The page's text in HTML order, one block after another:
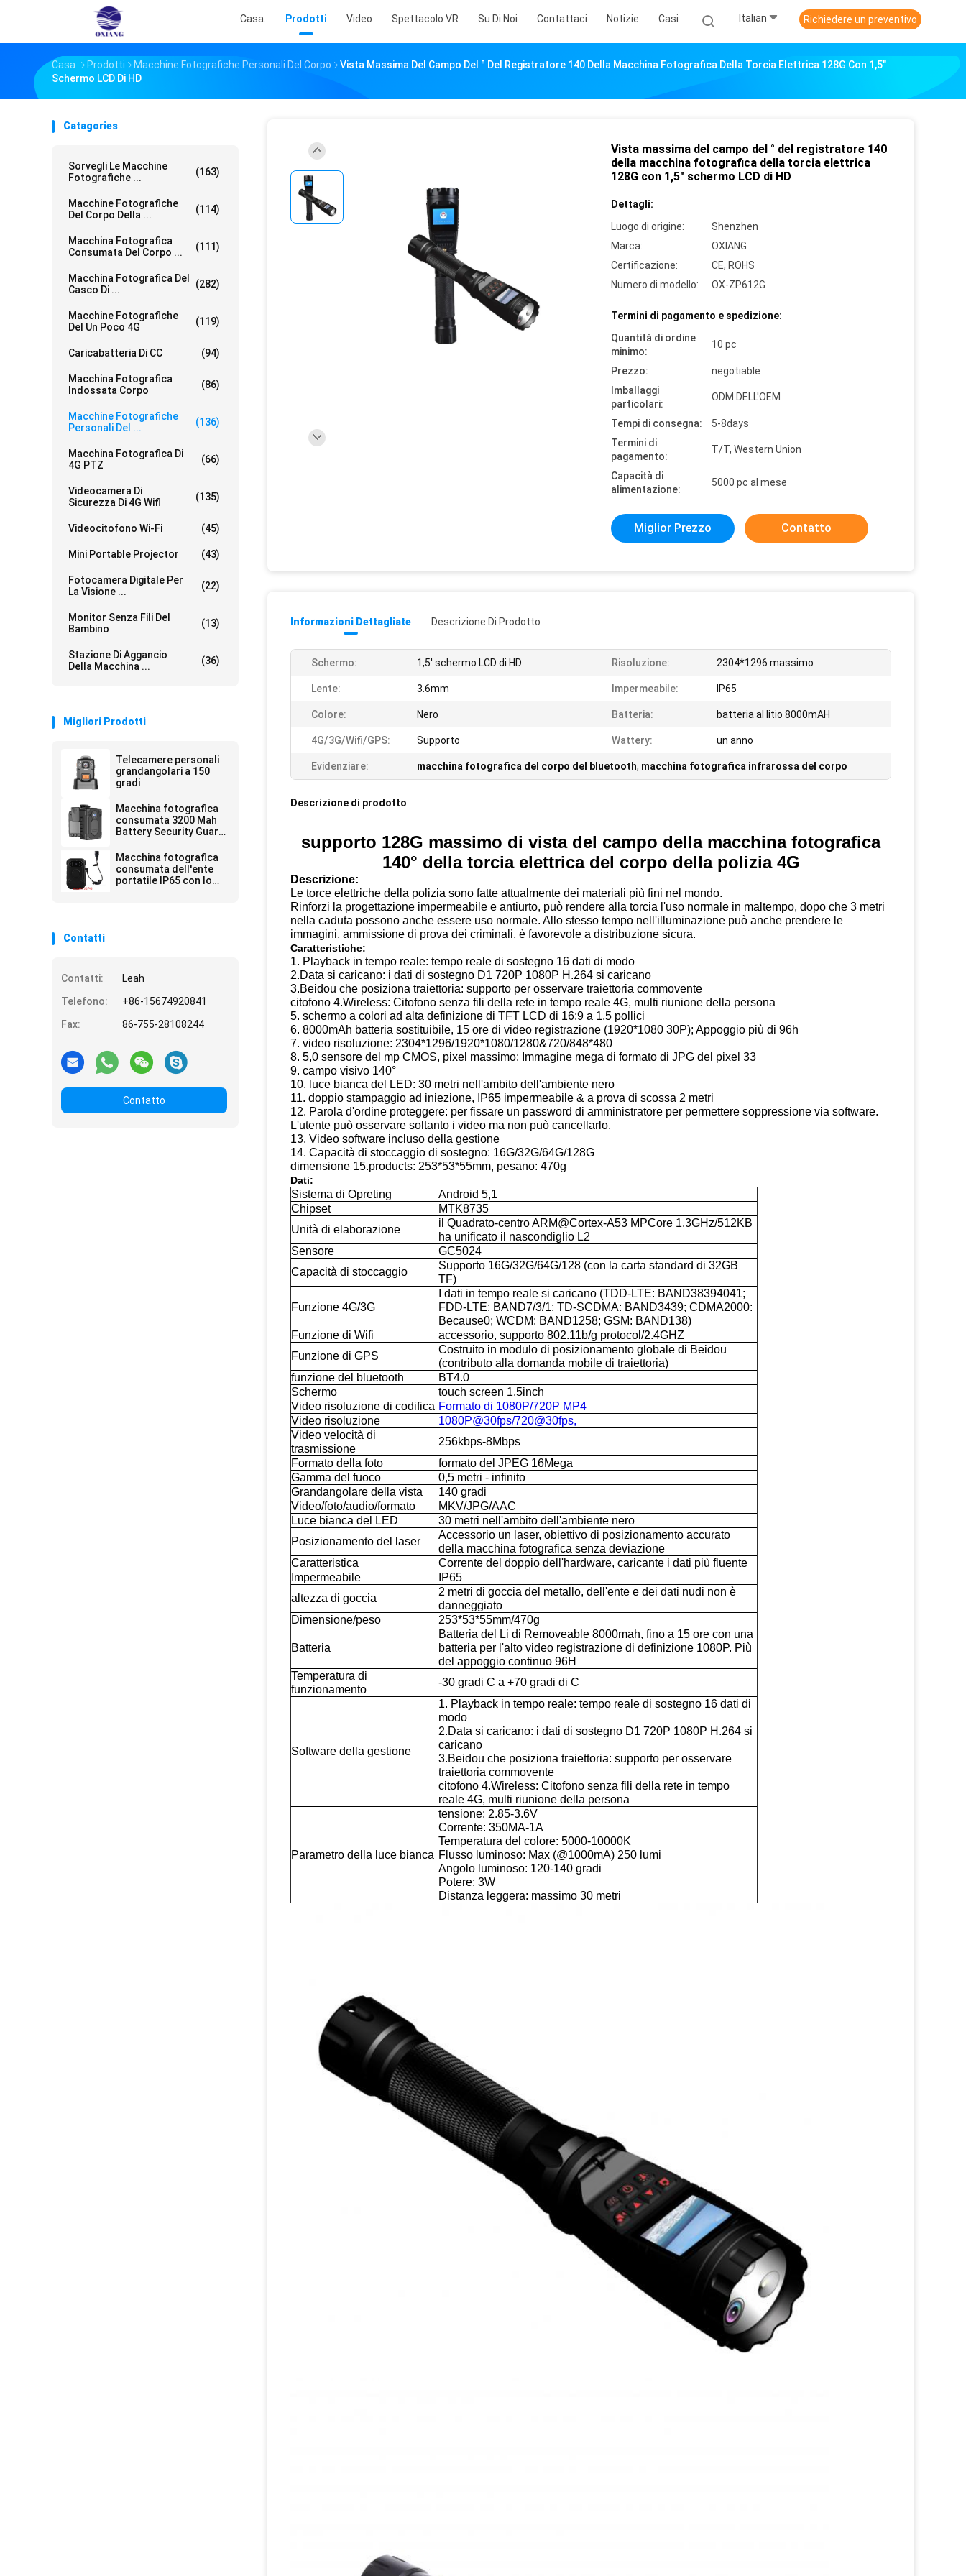
Casa. Prodotti Video Spettacolo VR Su Di Noi Contattaci Notizie Casi Italian Richiedere un preventivo
Casa Prodotti Macchine Fotografiche Personali Del Corpo
Vista Massima Del Campo Del ° Del Registratore 140 Della Macchina Fotografica Della Torcia Elettrica 128G Con 1,5"
Schermo LCD Di HD
Catagories
Sorvegli Le Macchine
Fotografiche ...
(163)
Macchine Fotografiche
Del Corpo Della ...
(114)
Macchina Fotografica
Consumata Del Corpo ...
(111)
Macchina Fotografica Del
Casco Di ...
(282)
Macchine Fotografiche
Del Un Poco 4G
(119)
Caricabatteria Di CC (94)
Macchina Fotografica
Indossata Corpo
(86)
Macchine Fotografiche
Personali Del ...
(136)
Macchina Fotografica Di
4G PTZ
(66)
Videocamera Di
Sicurezza Di 4G Wifi
(135)
Videocitofono Wi-Fi (45)
Mini Portable Projector (43)
Fotocamera Digitale Per
La Visione ...
(22)
Monitor Senza Fili Del
Bambino
(13)
Stazione Di Aggancio
Della Macchina ...
(36)
Migliori Prodotti
Telecamere personali
grandangolari a 150
gradi
Macchina fotografica
consumata 3200 Mah
Battery Security Guard
di applicazione di legge
1080P
Macchina fotografica
consumata dell'ente
portatile IP65 con lo
Contatti
Contatti:
Leah
Telefono:
+86-15674920841
Fax:
86-755-28108244
Contatto
Vista massima del campo del ° del registratore 140
della macchina fotografica della torcia elettrica
128G con 1,5" schermo LCD di HD
Dettagli:
Luogo di origine:
Shenzhen
Marca:
OXIANG
Certificazione:
CE, ROHS
Numero di modello:
OX-ZP612G
Termini di pagamento e spedizione:
Quantità di ordine
minimo:
10 pc
Prezzo:
negotiable
Imballaggi
particolari:
ODM DELL'OEM
Tempi di consegna:
5-8days
Termini di
pagamento:
T/T, Western Union
Capacità di
alimentazione:
5000 pc al mese
Miglior Prezzo Contatto
Informazioni Dettagliate Descrizione Di Prodotto
Schermo: 1,5' schermo LCD di HD Risoluzione: 2304*1296 massimo
Lente: 3.6mm Impermeabile: IP65
Colore: Nero Batteria: batteria al litio 8000mAH
4G/3G/Wifi/GPS: Supporto Wattery: un anno
Evidenziare: macchina fotografica del corpo del bluetooth, macchina fotografica infrarossa del corpo
Descrizione di prodotto
supporto 128G massimo di vista del campo della macchina fotografica
140° della torcia elettrica del corpo della polizia 4G
Descrizione:
Le torce elettriche della polizia sono fatte attualmente dei materiali più fini nel mondo.
Rinforzi la progettazione impermeabile e antiurto, può rendere alla torcia l'uso normale in maltempo, dopo che 3 metri
nella caduta possono anche essere uso normale. Allo stesso tempo nell'illuminazione può anche prendere le
immagini, ammissione di prova dei criminali, è favorevole a distribuzione sicura.
Caratteristiche:
1. Playback in tempo reale: tempo reale di sostegno 16 dati di modo
2.Data si caricano: i dati di sostegno D1 720P 1080P H.264 si caricano
3.Beidou che posiziona traiettoria: supporto per osservare traiettoria commovente
citofono 4.Wireless: Citofono senza fili della rete in tempo reale 4G, multi riunione della persona
5. schermo a colori ad alta definizione di TFT LCD di 16:9 a 1,5 pollici
6. 8000mAh batteria sostituibile, 15 ore di video registrazione (1920*1080 30P); Appoggio più di 96h
7. video risoluzione: 2304*1296/1920*1080/1280&720/848*480
8. 5,0 sensore del mp CMOS, pixel massimo: Immagine mega di formato di JPG del pixel 33
9. campo visivo 140°
10. luce bianca del LED: 30 metri nell'ambito dell'ambiente nero
11. doppio stampaggio ad iniezione, IP65 impermeabile & a prova di scossa 2 metri
12. Parola d'ordine proteggere: per fissare un password di amministratore per permettere soppressione via software.
L'utente può osservare soltanto i video ma non può cancellarlo.
13. Video software incluso della gestione
14. Capacità di stoccaggio di sostegno: 16G/32G/64G/128G
dimensione 15.products: 253*53*55mm, pesano: 470g
Dati:
Sistema di Opreting
Android 5,1
Chipset
MTK8735
Unità di elaborazione
il Quadrato-centro ARM@Cortex-A53 MPCore 1.3GHz/512KB
ha unificato il nascondiglio L2
Sensore
GC5024
Capacità di stoccaggio
Supporto 16G/32G/64G/128 (con la carta standard di 32GB
TF)
Funzione 4G/3G
I dati in tempo reale si caricano (TDD-LTE: BAND38394041;
FDD-LTE: BAND7/3/1; TD-SCDMA: BAND3439; CDMA2000:
Because0; WCDM: BAND1258; GSM: BAND138)
Funzione di Wifi
accessorio, supporto 802.11b/g protocol/2.4GHZ
Funzione di GPS
Costruito in modulo di posizionamento globale di Beidou
(contributo alla domanda mobile di traiettoria)
funzione del bluetooth
BT4.0
Schermo
touch screen 1.5inch
Video risoluzione di codifica Formato di 1080P/720P MP4
Video risoluzione
1080P@30fps/720@30fps,
Video velocità di
trasmissione
256kbps-8Mbps
Formato della foto
formato del JPEG 16Mega
Gamma del fuoco
0,5 metri - infinito
Grandangolare della vista
140 gradi
Video/foto/audio/formato
MKV/JPG/AAC
Luce bianca del LED
30 metri nell'ambito dell'ambiente nero
Posizionamento del laser
Accessorio un laser, obiettivo di posizionamento accurato
della macchina fotografica senza deviazione
Caratteristica
Corrente del doppio dell'hardware, caricante i dati più fluente
Impermeabile
IP65
altezza di goccia
2 metri di goccia del metallo, dell'ente e dei dati nudi non è
danneggiato
Dimensione/peso
253*53*55mm/470g
Batteria
Batteria del Li di Removeable 8000mah, fino a 15 ore con una
batteria per l'alto video registrazione di definizione 1080P. Più
del appoggio continuo 96H
Temperatura di
funzionamento
-30 gradi C a +70 gradi di C
Software della gestione
1. Playback in tempo reale: tempo reale di sostegno 16 dati di
modo
2.Data si caricano: i dati di sostegno D1 720P 1080P H.264 si
caricano
3.Beidou che posiziona traiettoria: supporto per osservare
traiettoria commovente
citofono 4.Wireless: Citofono senza fili della rete in tempo
reale 4G, multi riunione della persona
Parametro della luce bianca
tensione: 2.85-3.6V
Corrente: 350MA-1A
Temperatura del colore: 5000-10000K
Flusso luminoso: Max (@1000mA) 250 lumi
Angolo luminoso: 120-140 gradi
Potere: 3W
Distanza leggera: massimo 30 metri